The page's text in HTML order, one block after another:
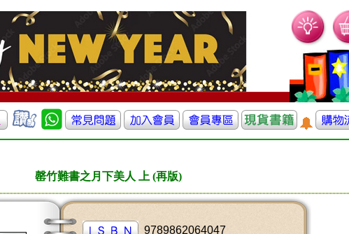
罄竹難書之月下美人 上 (再版)
9789862064047